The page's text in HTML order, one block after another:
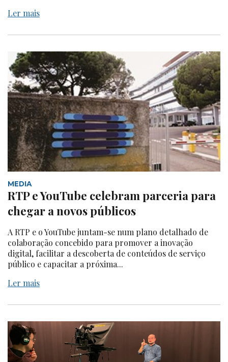
Ler mais
MEDIA
RTP e YouTube celebram parceria para
chegar a novos públicos
A RTP e o YouTube juntam-se num plano detalhado de
colaboração concebido para promover a inovação
digital, facilitar a descoberta de conteúdos de serviço
público e capacitar a próxima...
Ler mais